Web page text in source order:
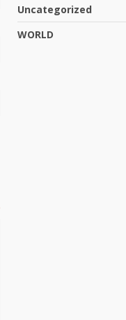
Uncategorized
WORLD